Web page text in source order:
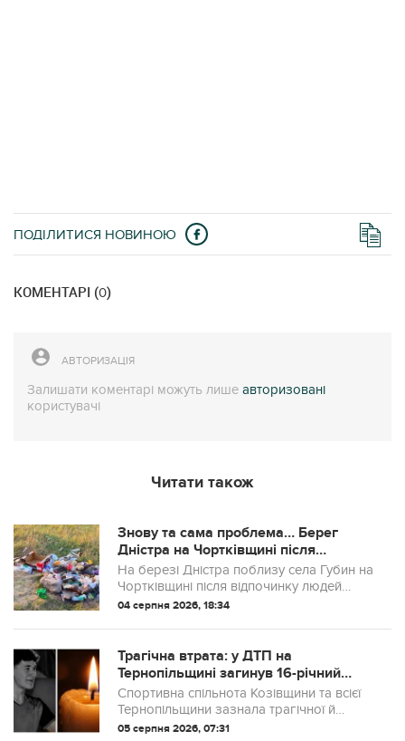
ПОДІЛИТИСЯ НОВИНОЮ
КОМЕНТАРІ (0)
АВТОРИЗАЦІЯ
Залишати коментарі можуть лише авторизовані
користувачі
Читати також
Знову та сама проблема… Берег
Дністра на Чортківщині після
відпочинку людей вкрився сміттям
На березі Дністра поблизу села Губин на
Чортківщині після відпочинку людей
залишилося багато сміття.
04 серпня 2026, 18:34
Трагічна втрата: у ДТП на
Тернопільщині загинув 16-річний
футболіст Максим Бойко
Спортивна спільнота Козівщини та всієї
Тернопільщини зазнала трагічної й
непоправної втрати. У ніч з 3 на 4 серпня
05 серпня 2026, 07:31